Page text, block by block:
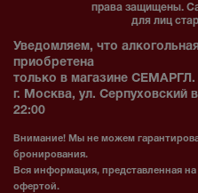
права защищены.
для лиц
Уведомляем, что
приобретена
только в магазине СЕМАРГЛ.
г. Москва, ул. Серпуховский
22:00
Внимание! Мы не можем
бронирования.
Вся информация, представленная на
офертой.